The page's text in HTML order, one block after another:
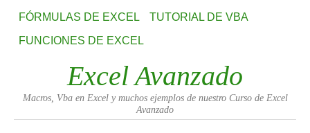
FÓRMULAS DE EXCEL
TUTORIAL DE VBA
FUNCIONES DE EXCEL
Excel Avanzado
Macros, Vba en Excel y muchos ejemplos de nuestro Curso de Excel
Avanzado